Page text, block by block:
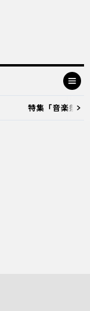
特集「音楽祭